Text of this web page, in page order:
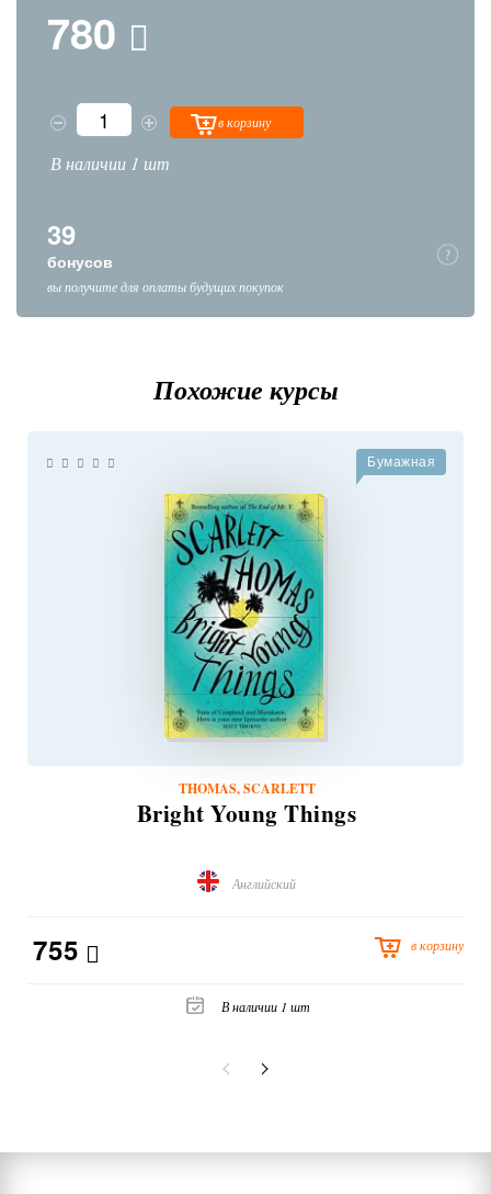
780
в корзину
В наличии 1 шт
39
бонусов
вы получите для оплаты будущих покупок
Похожие курсы
Бумажная
THOMAS, SCARLETT
Bright Young Things
Английский
755 в корзину
В наличии 1 шт